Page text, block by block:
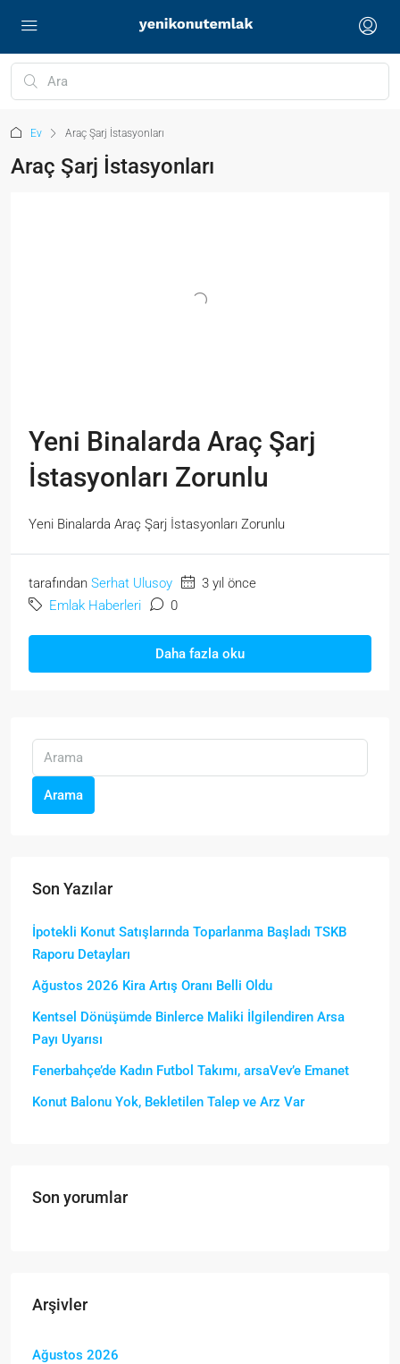
Ev Araç Şarj İstasyonları
Araç Şarj İstasyonları
Yeni Binalarda Araç Şarj
İstasyonları Zorunlu
Yeni Binalarda Araç Şarj İstasyonları Zorunlu
tarafından Serhat Ulusoy
3 yıl önce
Emlak Haberleri
0
Daha fazla oku
Arama
Son Yazılar
İpotekli Konut Satışlarında Toparlanma Başladı TSKB
Raporu Detayları
Ağustos 2026 Kira Artış Oranı Belli Oldu
Kentsel Dönüşümde Binlerce Maliki İlgilendiren Arsa
Payı Uyarısı
Fenerbahçe’de Kadın Futbol Takımı, arsaVev’e Emanet
Konut Balonu Yok, Bekletilen Talep ve Arz Var
Son yorumlar
Arşivler
Ağustos 2026